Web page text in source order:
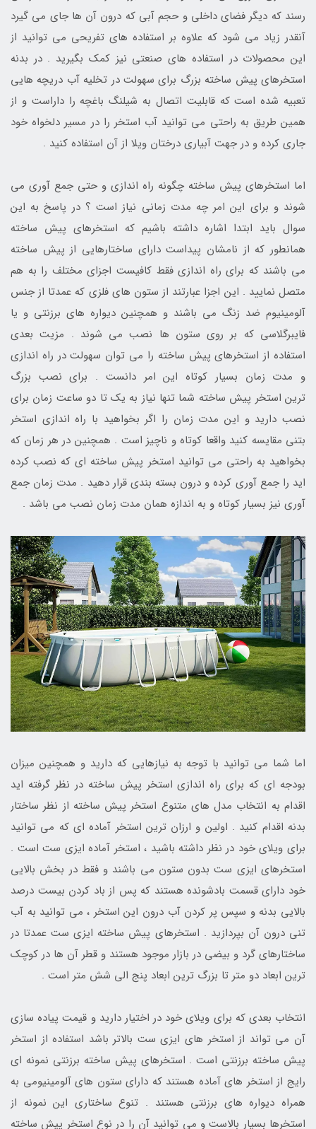
رسند که دیگر فضای داخلی و حجم آبی که درون آن ها جای می گیرد
آنقدر زیاد می شود که علاوه بر استفاده های تفریحی می توانید از
این محصولات در استفاده های صنعتی نیز کمک بگیرید . در بدنه
استخرهای پیش ساخته بزرگ برای سهولت در تخلیه آب دریچه هایی
تعبیه شده است که قابلیت اتصال به شیلنگ باغچه را داراست و از
همین طریق به راحتی می توانید آب استخر را در مسیر دلخواه خود
جاری کرده و در جهت آبیاری درختان ویلا از آن استفاده کنید .
اما استخرهای پیش ساخته چگونه راه اندازی و حتی جمع آوری می
شوند و برای این امر چه مدت زمانی نیاز است ؟ در پاسخ به این
سوال باید ابتدا اشاره داشته باشیم که استخرهای پیش ساخته
همانطور که از نامشان پیداست دارای ساختارهایی از پیش ساخته
می باشند که برای راه اندازی فقط کافیست اجزای مختلف را به هم
متصل نمایید . این اجزا عبارتند از ستون های فلزی که عمدتا از جنس
آلومینیوم ضد زنگ می باشند و همچنین دیواره های برزنتی و یا
فایبرگلاسی که بر روی ستون ها نصب می شوند . مزیت بعدی
استفاده از استخرهای پیش ساخته را می توان سهولت در راه اندازی
و مدت زمان بسیار کوتاه این امر دانست . برای نصب بزرگ
ترین استخر پیش ساخته شما تنها نیاز به یک تا دو ساعت زمان برای
نصب دارید و این مدت زمان را اگر بخواهید با راه اندازی استخر
بتنی مقایسه کنید واقعا کوتاه و ناچیز است . همچنین در هر زمان که
بخواهید به راحتی می توانید استخر پیش ساخته ای که نصب کرده
اید را جمع آوری کرده و درون بسته بندی قرار دهید . مدت زمان جمع
آوری نیز بسیار کوتاه و به اندازه همان مدت زمان نصب می باشد .
اما شما می توانید با توجه به نیازهایی که دارید و همچنین میزان
بودجه ای که برای راه اندازی استخر پیش ساخته در نظر گرفته اید
اقدام به انتخاب مدل های متنوع استخر پیش ساخته از نظر ساختار
بدنه اقدام کنید . اولین و ارزان ترین استخر آماده ای که می توانید
برای ویلای خود در نظر داشته باشید ، استخر آماده ایزی ست است .
استخرهای ایزی ست بدون ستون می باشند و فقط در بخش بالایی
خود دارای قسمت بادشونده هستند که پس از باد کردن بیست درصد
بالایی بدنه و سپس پر کردن آب درون این استخر ، می توانید به آب
تنی درون آن بپردازید . استخرهای پیش ساخته ایزی ست عمدتا در
ساختارهای گرد و بیضی در بازار موجود هستند و قطر آن ها در کوچک
ترین ابعاد دو متر تا بزرگ ترین ابعاد پنج الی شش متر است .
انتخاب بعدی که برای ویلای خود در اختیار دارید و قیمت پیاده سازی
آن می تواند از استخر های ایزی ست بالاتر باشد استفاده از استخر
پیش ساخته برزنتی است . استخرهای پیش ساخته برزنتی نمونه ای
رایج از استخر های آماده هستند که دارای ستون های آلومینیومی به
همراه دیواره های برزنتی هستند . تنوع ساختاری این نمونه از
استخرها بسیار بالاست و می توانید آن را در نوع استخر پیش ساخته